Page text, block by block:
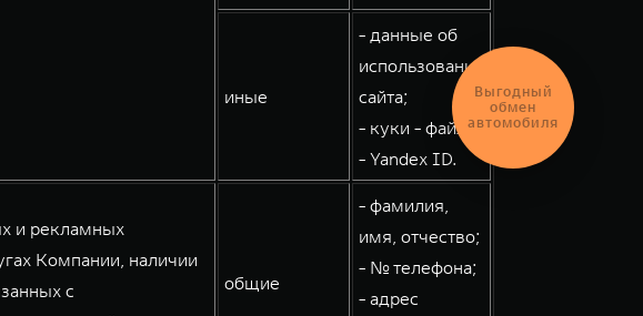
иные
- данные об
использовании
сайта;
- куки - файлы;
- Yandex ID.
и рекламных
Компании, наличии
с
общие
- фамилия,
имя, отчество;
- № телефона;
- адрес
Выгодный
обмен
автомобиля